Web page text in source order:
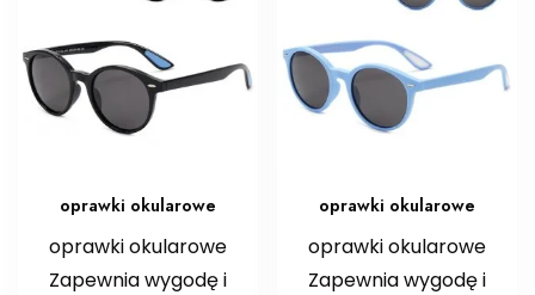
oprawki okularowe
oprawki okularowe
Zapewnia wygodę i
oprawki okularowe
oprawki okularowe
Zapewnia wygodę i